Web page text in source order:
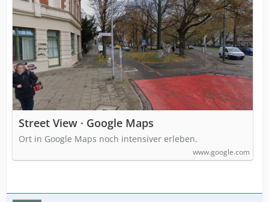
Street View · Google Maps
Ort in Google Maps noch intensiver erleben.
www.google.com